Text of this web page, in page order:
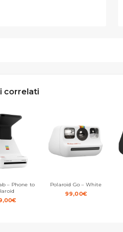
correlati
– Phone to
€
Polaroid Go – White
99,00€